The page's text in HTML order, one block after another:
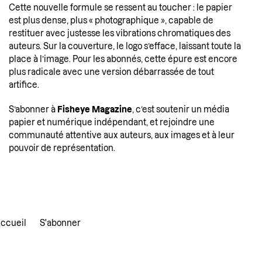
Cette nouvelle formule se ressent au toucher : le papier
est plus dense, plus « photographique », capable de
restituer avec justesse les vibrations chromatiques des
auteurs. Sur la couverture, le logo s’efface, laissant toute la
place à l’image. Pour les abonnés, cette épure est encore
plus radicale avec une version débarrassée de tout
artifice.
S’abonner à Fisheye Magazine, c’est soutenir un média
papier et numérique indépendant, et rejoindre une
communauté attentive aux auteurs, aux images et à leur
pouvoir de représentation.
S'abonner